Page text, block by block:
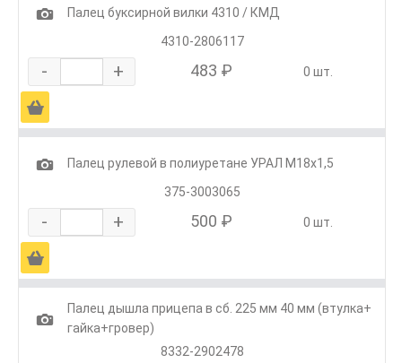
1
Палец буксирной вилки 4310 / КМД
4310-2806117
- + 483 ₽ 0 шт.
Ä
1
Палец рулевой в полиуретане УРАЛ М18х1,5
375-3003065
- + 500 ₽ 0 шт.
Ä
1
Палец дышла прицепа в сб. 225 мм 40 мм (втулка+
гайка+гровер)
8332-2902478